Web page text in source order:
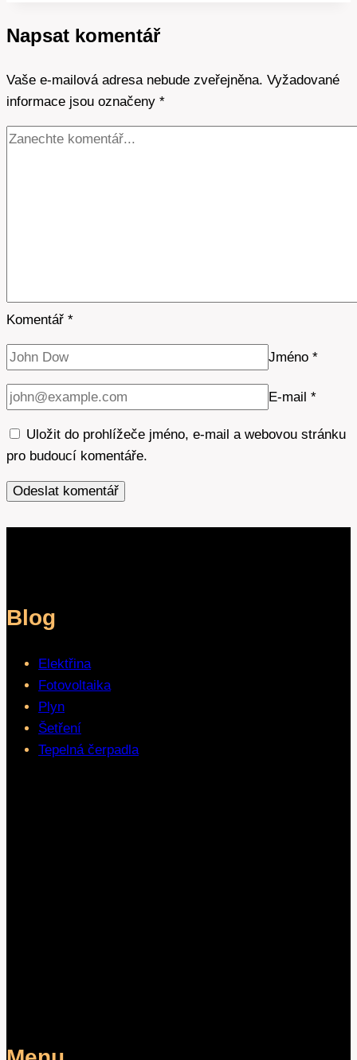
Průvodce
začátečníky
Napsat komentář
Vaše e-mailová adresa nebude zveřejněna. Vyžadované
informace jsou označeny *
Komentář *
Jméno *
E-mail *
Uložit do prohlížeče jméno, e-mail a webovou stránku
pro budoucí komentáře.
Blog
Elektřina
Fotovoltaika
Plyn
Šetření
Tepelná čerpadla